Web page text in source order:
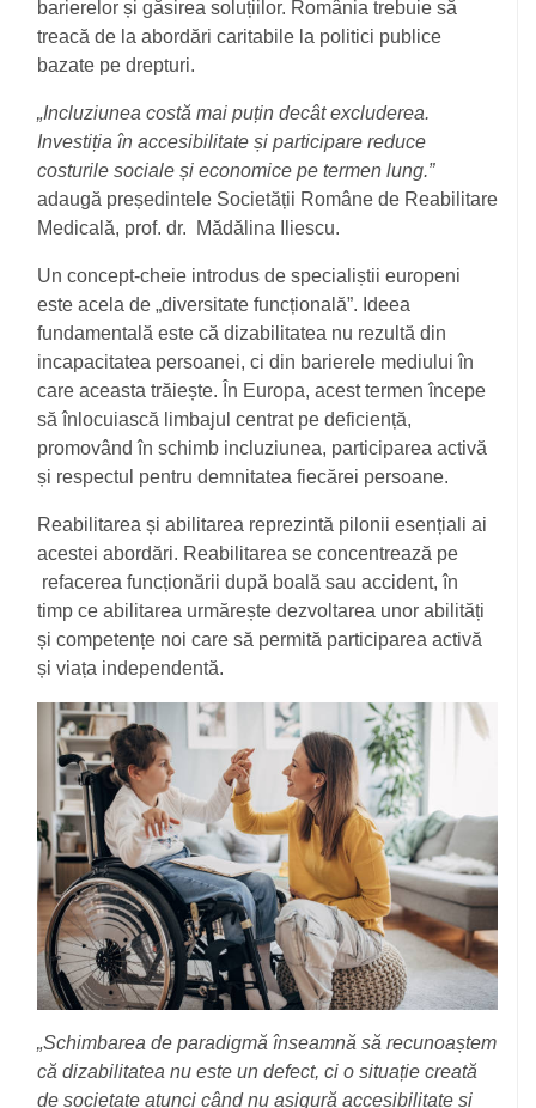
barierelor și găsirea soluțiilor. România trebuie să
treacă de la abordări caritabile la politici publice
bazate pe drepturi.
„Incluziunea costă mai puțin decât excluderea.
Investiția în accesibilitate și participare reduce
costurile sociale și economice pe termen lung.”
adaugă președintele Societății Române de Reabilitare
Medicală, prof. dr.
Mădălina Iliescu.
Un concept-cheie introdus de specialiștii europeni
este acela de „diversitate funcțională”. Ideea
fundamentală este că dizabilitatea nu rezultă din
incapacitatea persoanei, ci din barierele mediului în
care aceasta trăiește. În Europa, acest termen începe
să înlocuiască limbajul centrat pe deficiență,
promovând în schimb incluziunea, participarea activă
și respectul pentru demnitatea fiecărei persoane.
Reabilitarea și abilitarea reprezintă pilonii esențiali ai
acestei abordări. Reabilitarea se concentrează pe
refacerea funcționării după boală sau accident, în
timp ce abilitarea urmărește dezvoltarea unor abilități
și competențe noi care să permită participarea activă
și viața independentă.
„Schimbarea de paradigmă înseamnă să recunoaștem
că dizabilitatea nu este un defect, ci o situație creată
de societate atunci când nu asigură accesibilitate și